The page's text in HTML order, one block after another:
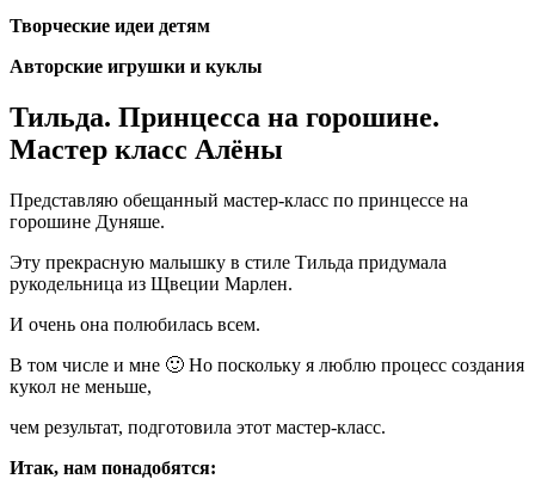
Творческие идеи детям
Авторские игрушки и куклы
Тильда. Принцесса на горошине.
Мастер класс Алёны
Представляю обещанный мастер-класс по принцессе на
горошине Дуняше.
Эту прекрасную малышку в стиле Тильда придумала
рукодельница из Щвеции Марлен.
И очень она полюбилась всем.
В том числе и мне 🙂 Но поскольку я люблю процесс создания
кукол не меньше,
чем результат, подготовила этот мастер-класс.
Итак, нам понадобятся: